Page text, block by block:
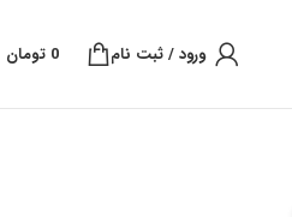
ورود / ثبت نام 0 تومان